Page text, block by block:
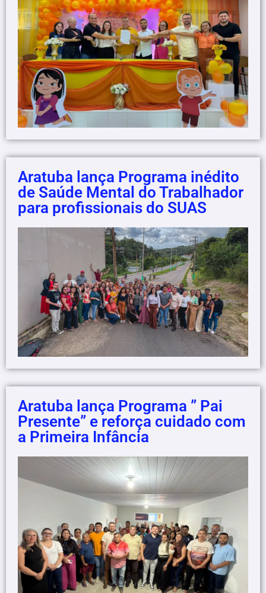
Aratuba lança Programa inédito
de Saúde Mental do Trabalhador
para profissionais do SUAS
Aratuba lança Programa ” Pai
Presente” e reforça cuidado com
a Primeira Infância